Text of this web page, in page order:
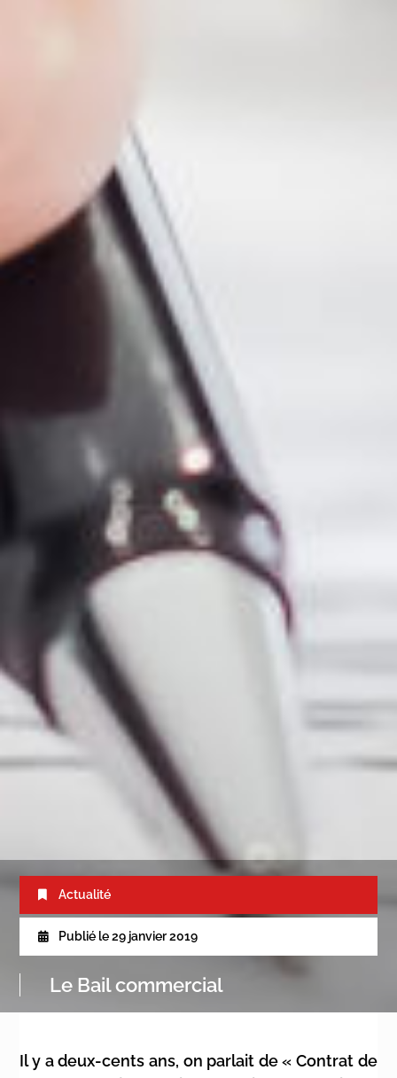
Actualité
Publié le 29 janvier 2019
Le Bail commercial
Il y a deux-cents ans, on parlait de « Contrat de